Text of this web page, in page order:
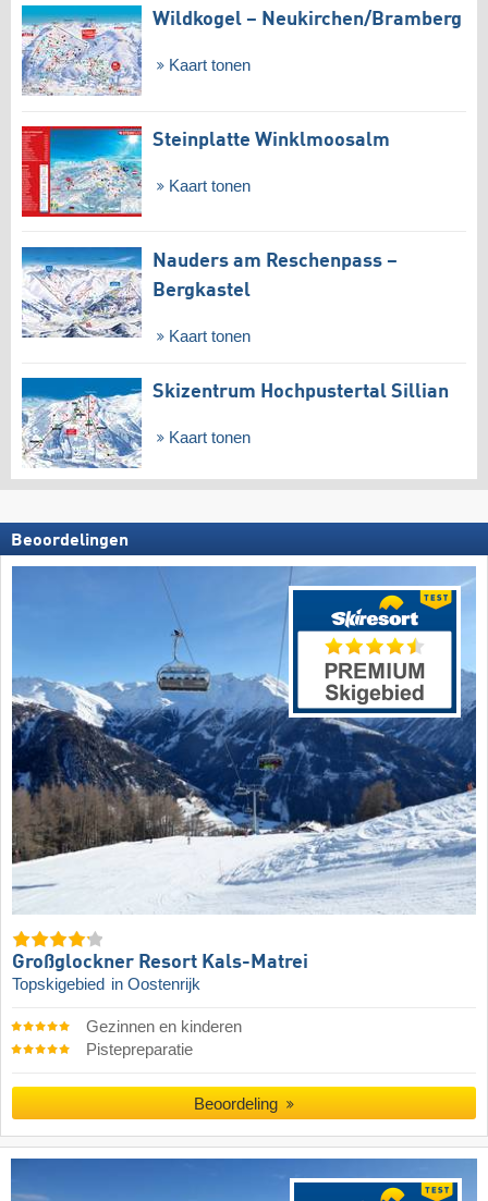
Wildkogel – Neukirchen/​Bramberg
Kaart tonen
Steinplatte Winklmoosalm
Kaart tonen
Nauders am Reschenpass –
Bergkastel
Kaart tonen
Skizentrum Hochpustertal Sillian
Kaart tonen
Beoordelingen
Großglockner Resort Kals-Matrei
Topskigebied in Oostenrijk
Gezinnen en kinderen
Pistepreparatie
Beoordeling